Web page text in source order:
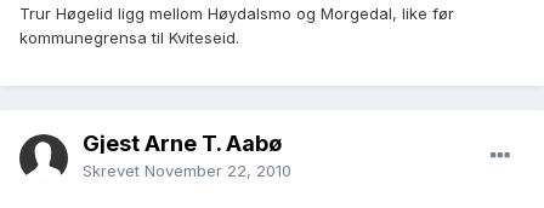
Trur Høgelid ligg mellom Høydalsmo og Morgedal, like før
kommunegrensa til Kviteseid.
Gjest Arne T. Aabø
Skrevet November 22, 2010